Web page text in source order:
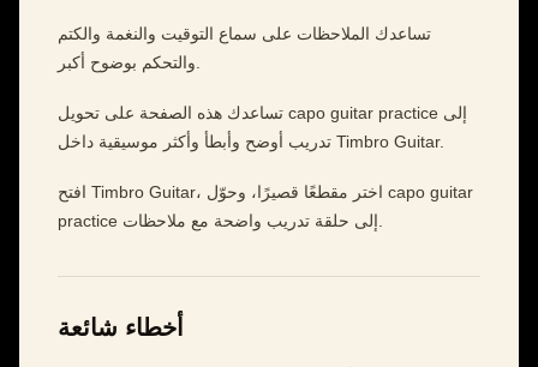
تساعدك الملاحظات على سماع التوقيت والنغمة والكتم
والتحكم بوضوح أكبر.
تساعدك هذه الصفحة على تحويل capo guitar practice إلى
تدريب أوضح وأبطأ وأكثر موسيقية داخل Timbro Guitar.
افتح Timbro Guitar، اختر مقطعًا قصيرًا، وحوّل capo guitar
أخطاء شائعة